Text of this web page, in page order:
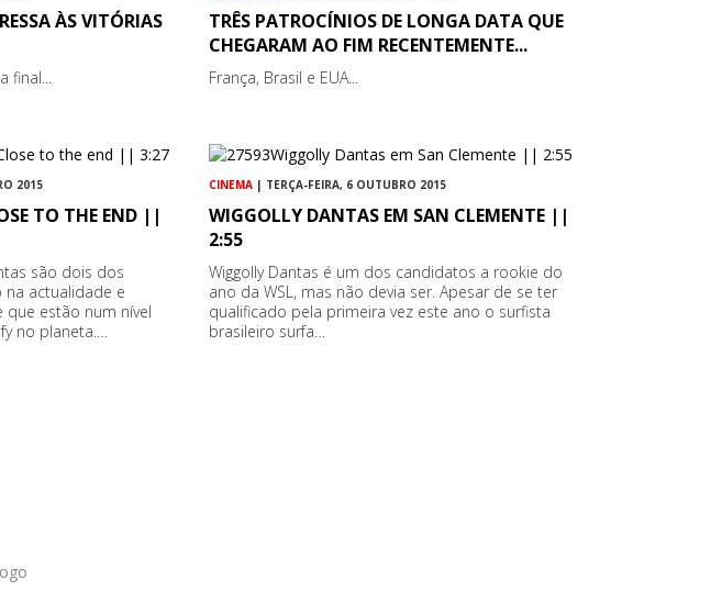
ÀS VITÓRIAS
final...
TRÊS PATROCÍNIOS DE LONGA DATA QUE
CHEGARAM AO FIM RECENTEMENTE...
França, Brasil e EUA...
2015
TO THE END ||
são dois dos
actualidade e
estão num nível
no planeta.…
CINEMA | TERÇA-FEIRA, 6 OUTUBRO 2015
WIGGOLLY DANTAS EM SAN CLEMENTE ||
2:55
Wiggolly Dantas é um dos candidatos a rookie do
ano da WSL, mas não devia ser. Apesar de se ter
qualificado pela primeira vez este ano o surfista
brasileiro surfa…